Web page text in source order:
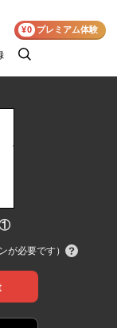
検
¥0 プレミアム体験
①
が必要です）